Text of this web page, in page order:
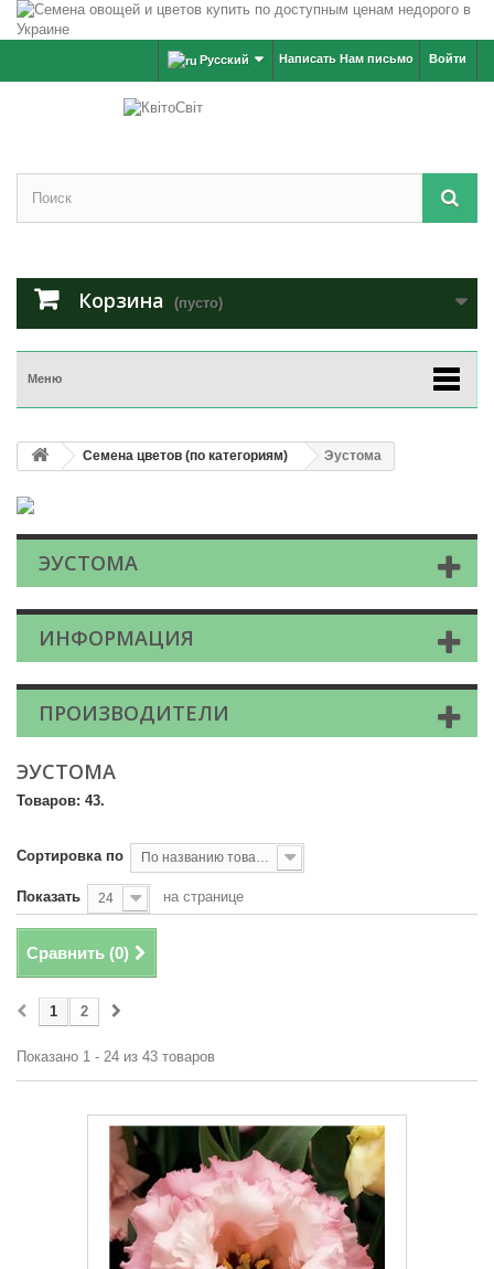
Войти
Написать Нам письмо
Русский
Корзина (пусто)
Меню
Семена цветов (по категориям) Эустома
ЭУСТОМА
ИНФОРМАЦИЯ
ПРОИЗВОДИТЕЛИ
ЭУСТОМА
Товаров: 43.
Сортировка по По названию товара, от А до Я
Показать 24 на странице
Сравнить (0)
1 2
Показано 1 - 24 из 43 товаров